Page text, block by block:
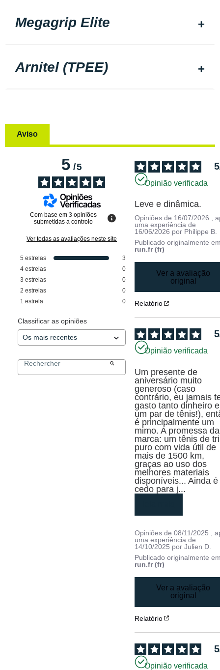
Megagrip Elite
Arnitel (TPEE)
Aviso
5/5
Com base em 3 opiniões
submetidas a controlo
Ver todas as avaliações neste site
5 estrelas
3
4 estrelas
0
3 estrelas
0
2 estrelas
0
1 estrela 0
Classificar as opiniões
5
Opinião verificada
Leve e dinâmica.
Opiniões de 16/07/2026
,
uma experiência de
16/06/2026 por Philippe B.
Publicado originalmente
run.fr (fr)
Ver a avaliação
original
Relatório
5
Opinião verificada
Um presente de
aniversário muito
generoso (caso
contrário, eu jamais
gasto tanto dinheiro
um par de tênis!),
é principalmente um
mimo. A promessa da
marca: um tênis de
puro com vida útil de
mais de 1500 km,
graças ao uso dos
melhores materiais
disponíveis... Ainda é
cedo para j...
Opiniões de08/11/2025
,
uma experiência de
14/10/2025 porJulien D.
Publicado originalmente
run.fr (fr)
Ver a avaliação
original
Relatório
5
Opinião verificada